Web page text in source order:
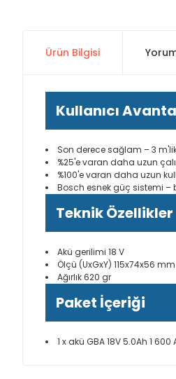
Ürün Bilgisi
Kullanıcı
Son derece sağlam – 3
%25'e varan daha uzun
%100'e varan daha uzun
Bosch esnek güç sistemi –
Teknik Özellikler
Akü gerilimi 18 V
Ölçü (UxGxY) 115x74x56 mm
Ağırlık 620 gr
Paket İçeriği
1 x akü GBA 18V 5.0Ah 1 600